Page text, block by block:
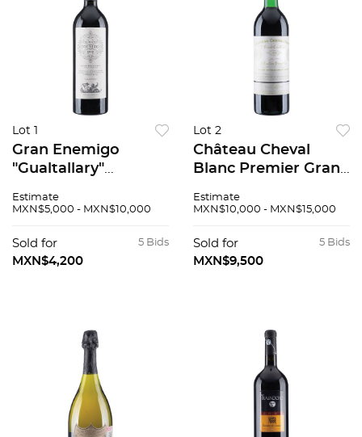
Lot 1
Gran Enemigo
"Gualtallary"
Mendoza, Argentina
100 / 100
Estimate
MXN$5,000 - MXN$10,000
5 Bids
Sold for
MXN$4,200
Lot 2
Château Cheval
Blanc Premier Grand
Cosecha: 1986 Saint-
Nivel: llenado alto 94
/ 100
Estimate
MXN$10,000 - MXN$15,000
5 Bids
Sold for
MXN$9,500